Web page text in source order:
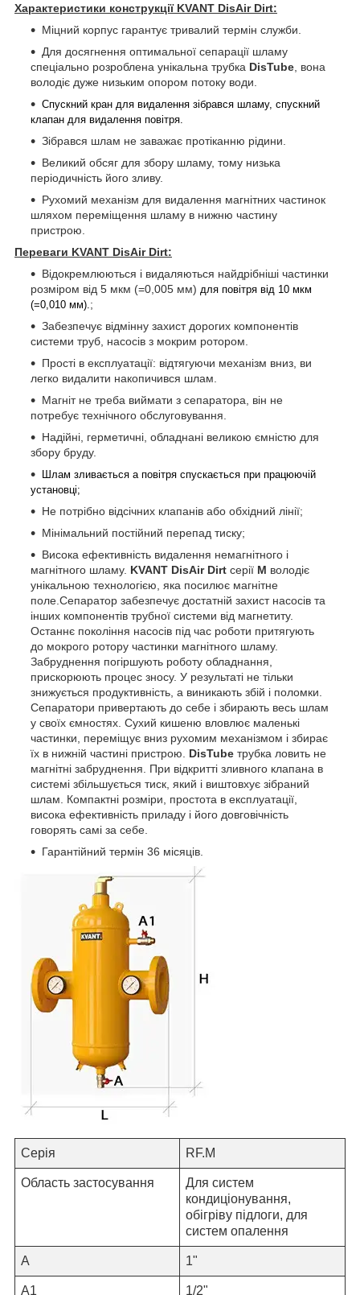
Характеристики конструкції KVANT DisAir Dirt:
Міцний корпус гарантує тривалий термін служби.
Для досягнення оптимальної сепарації шламу
спеціально розроблена унікальна трубка DisTube , вона
володіє дуже низьким опором потоку води.
Спускний кран для видалення зібрався шламу, спускний
клапан для видалення повітря.
Зібрався шлам не заважає протіканню рідини.
Великий обсяг для збору шламу, тому низька
періодичність його зливу.
Рухомий механізм для видалення магнітних частинок
шляхом переміщення шламу в нижню частину
пристрою.
Переваги KVANT DisAir Dirt:
Відокремлюються і видаляються найдрібніші частинки
розміром від 5 мкм (=0,005 мм) для повітря від 10 мкм
(=0,010 мм).;
Забезпечує відмінну захист дорогих компонентів
системи труб, насосів з мокрим ротором.
Прості в експлуатації: відтягуючи механізм вниз, ви
легко видалити накопичився шлам.
Магніт не треба виймати з сепаратора, він не
потребує технічного обслуговування.
Надійні, герметичні, обладнані великою ємністю для
збору бруду.
Шлам зливається а повітря спускається при працюючій
установці;
Не потрібно відсічних клапанів або обхідний лінії;
Мінімальний постійний перепад тиску;
Висока ефективність видалення немагнітного і
магнітного шламу. KVANT DisAir Dirt серії M володіє
унікальною технологією, яка посилює магнітне
поле.Сепаратор забезпечує достатній захист насосів та
інших компонентів трубної системи від магнетиту.
Останнє покоління насосів під час роботи притягують
до мокрого ротору частинки магнітного шламу.
Забруднення погіршують роботу обладнання,
прискорюють процес зносу. У результаті не тільки
знижується продуктивність, а виникають збій і поломки.
Сепаратори привертають до себе і збирають весь шлам
у своїх ємностях. Сухий кишеню вловлює маленькі
частинки, переміщує вниз рухомим механізмом і збирає
їх в нижній частині пристрою. DisTube трубка ловить не
магнітні забруднення. При відкритті зливного клапана в
системі збільшується тиск, який і виштовхує зібраний
шлам. Компактні розміри, простота в експлуатації,
висока ефективність приладу і його довговічність
говорять самі за себе.
Гарантійний термін 36 місяців.
Серія RF.M
Область застосування
Для систем
кондиціонування,
обігріву підлоги, для
систем опалення
A 1"
А1 1/2"